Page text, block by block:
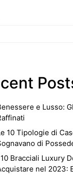
e Lusso:
10 Tipologie di
di
Bracciali Luxury
nel 2023: